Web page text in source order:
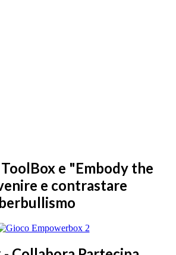
e "Embody the
e contrastare